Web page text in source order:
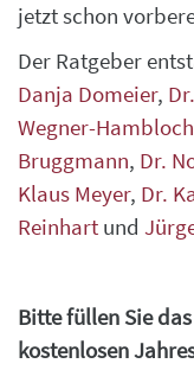
jetzt schon
Der Ratgeber
Danja Domeier,
Wegner-Hambloch
Bruggmann, Dr.
Klaus Meyer, Dr.
Reinhart und
Bitte füllen Sie
kostenlosen